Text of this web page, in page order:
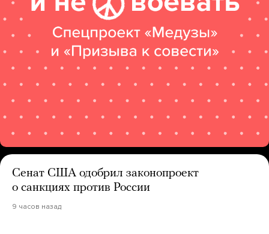
Сенат США одобрил законопроект
о санкциях против России
9 часов назад